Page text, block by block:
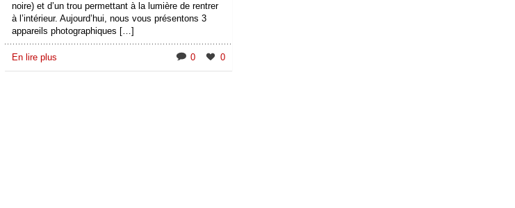
noire) et d’un trou permettant à la lumière de rentrer
à l’intérieur. Aujourd’hui, nous vous présentons 3
appareils photographiques […]
En lire plus 0 0